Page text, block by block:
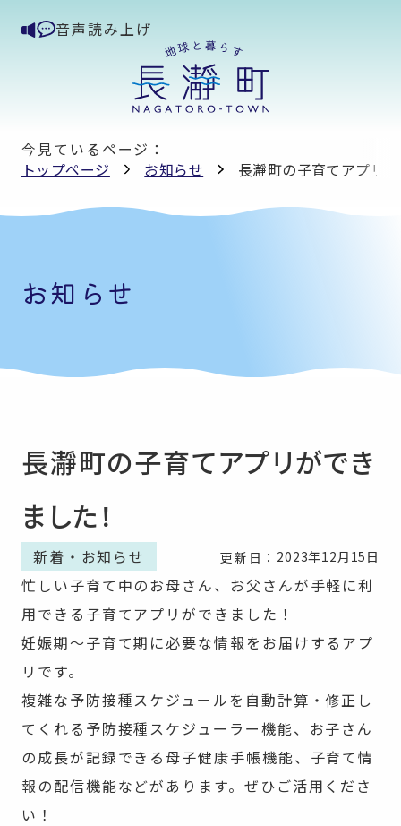
音声読み上げ
今見ているページ：
トップページ
お知らせ 長瀞町の子育てアプリ
お知らせ
長瀞町の子育てアプリができ
ました！
新着・お知らせ 更新日： 2023年12月15日
忙しい子育て中のお母さん、お父さんが手軽に利
用できる子育てアプリができました！
妊娠期～子育て期に必要な情報をお届けするアプ
リです。
複雑な予防接種スケジュールを自動計算・修正し
てくれる予防接種スケジューラー機能、お子さん
の成長が記録できる母子健康手帳機能、子育て情
報の配信機能などがあります。ぜひご活用くださ
い！